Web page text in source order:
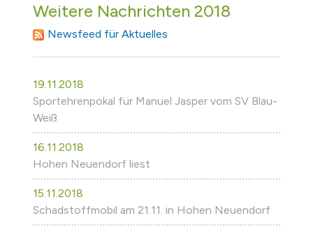
Weitere Nachrichten 2018
Newsfeed für Aktuelles
19.11.2018
Sportehrenpokal für Manuel Jasper vom SV Blau-
Weiß
16.11.2018
Hohen Neuendorf liest
15.11.2018
Schadstoffmobil am 21.11. in Hohen Neuendorf